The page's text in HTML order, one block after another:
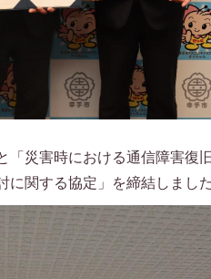
「災害時における通信障害復
に関する協定」を締結しました